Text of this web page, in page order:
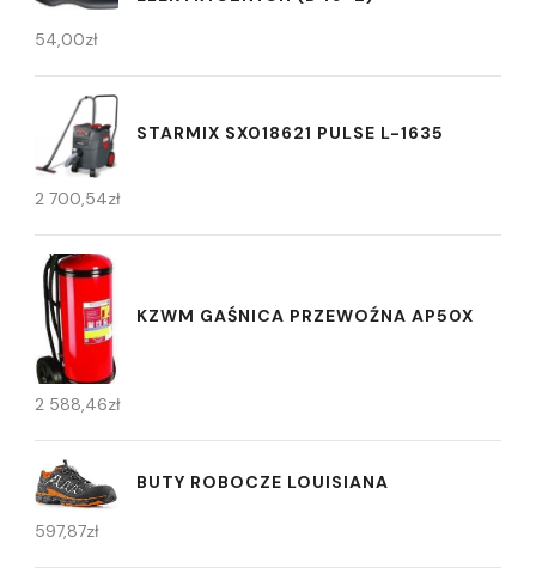
54,00zł
STARMIX SX018621 PULSE L-1635
2 700,54zł
KZWM GAŚNICA PRZEWOŹNA AP50X
2 588,46zł
BUTY ROBOCZE LOUISIANA
597,87zł